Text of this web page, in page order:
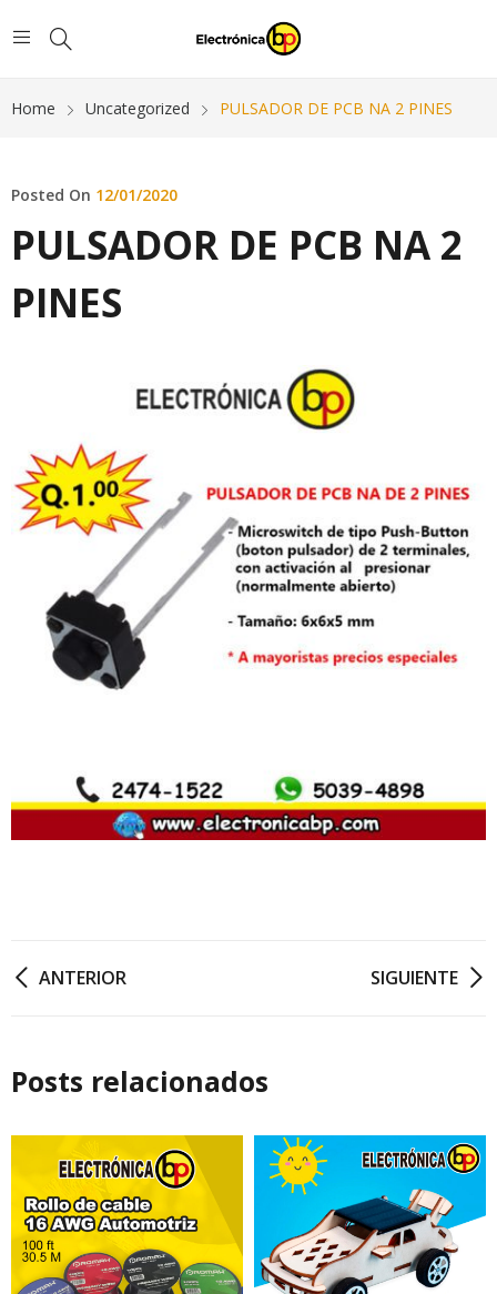
Home Uncategorized PULSADOR DE PCB NA 2 PINES
Posted On 12/01/2020
PULSADOR DE PCB NA 2
PINES
ANTERIOR SIGUIENTE
Posts relacionados